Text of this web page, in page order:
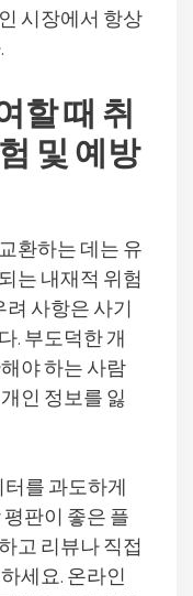
시장에서 항상
할 때 취
및 예방
환하는 데는 유
는 내재적 위험
사항은 사기
. 부도덕한 개
야 하는 사람
인 정보를 잃
를 과도하게
판이 좋은 플
고 리뷰나 직접
세요. 온라인